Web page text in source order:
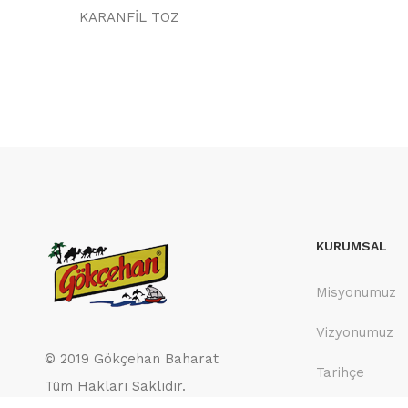
KARANFİL TOZ
© 2019 Gökçehan Baharat
Tüm Hakları Saklıdır.
KURUMSAL
Misyonumuz
Vizyonumuz
Tarihçe